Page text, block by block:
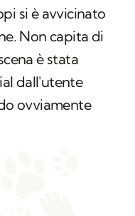
si è avvicinato
Non capita di
è stata
dall'utente
ovviamente